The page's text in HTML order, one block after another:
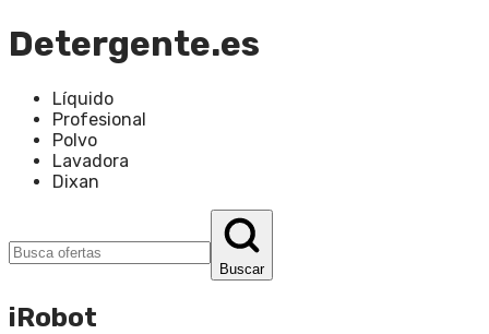
Detergente.es
Líquido
Profesional
Polvo
Lavadora
Dixan
Buscar
iRobot